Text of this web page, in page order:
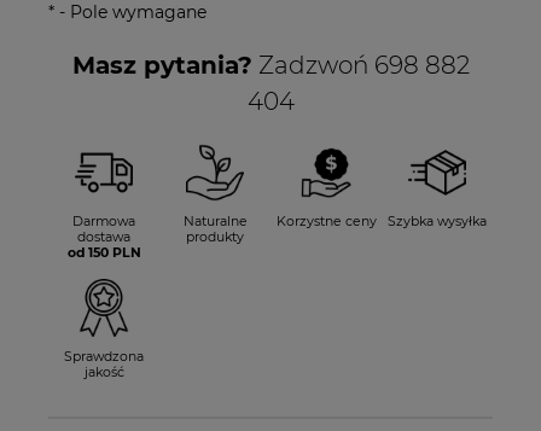
* - Pole wymagane
Masz pytania? Zadzwoń 698 882
404
Darmowa
dostawa
od 150 PLN
Naturalne
produkty
Korzystne ceny Szybka wysyłka
Sprawdzona
jakość